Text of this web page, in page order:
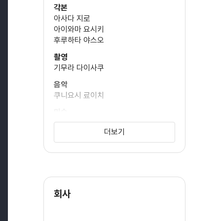
이타히가시 에이지
이시바시 하스지
각본
아사다 지로
아이와마 요시키
후루하타 야스오
촬영
기무라 다이사쿠
음악
쿠니요시 료이치
후쿠자와 카츠히로
더보기
회사